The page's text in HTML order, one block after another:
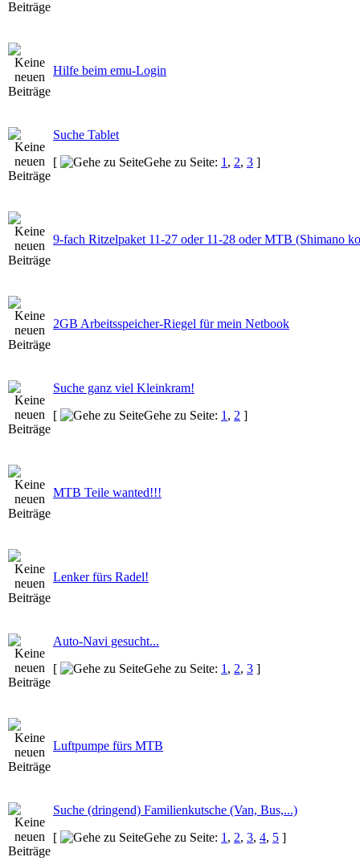
Hilfe beim emu-Login
Suche Tablet
[
Gehe zu Seite: 1 , 2, 3 ]
9-fach Ritzelpaket 11-27 oder 11-28 oder MTB (Shimano
2GB Arbeitsspeicher-Riegel für mein Netbook
Suche ganz viel Kleinkram!
[
Gehe zu Seite: 1 , 2 ]
MTB Teile wanted!!!
Lenker fürs Radel!
Auto-Navi gesucht...
[
Gehe zu Seite: 1 , 2, 3 ]
Luftpumpe fürs MTB
Suche (dringend) Familienkutsche (Van, Bus,...)
[
Gehe zu Seite: 1 , 2, 3, 4, 5 ]